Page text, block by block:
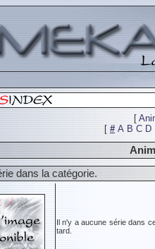
[
[ # A B C D
dans la catégorie.
Il n'y a aucune série dans
tard.